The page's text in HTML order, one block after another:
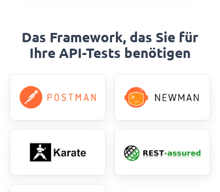
Das Framework, das Sie für
Ihre API-Tests benötigen